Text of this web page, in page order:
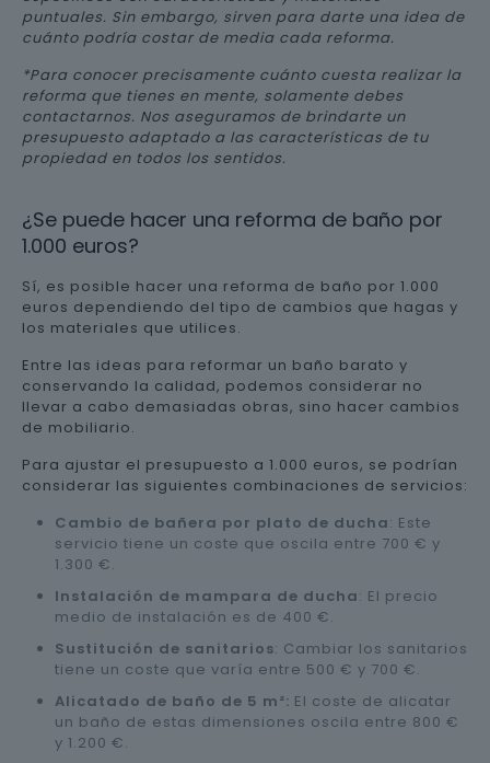
puntuales. Sin embargo, sirven para darte una idea de
cuánto podría costar de media cada reforma.
*Para conocer precisamente cuánto cuesta realizar la
reforma que tienes en mente, solamente debes
contactarnos. Nos aseguramos de brindarte un
presupuesto adaptado a las características de tu
propiedad en todos los sentidos.
¿Se puede hacer una reforma de baño por
1.000 euros?
Sí, es posible hacer una reforma de baño por 1.000
euros dependiendo del tipo de cambios que hagas y
los materiales que utilices.
Entre las ideas para reformar un baño barato y
conservando la calidad, podemos considerar no
llevar a cabo demasiadas obras, sino hacer cambios
de mobiliario.
Para ajustar el presupuesto a 1.000 euros, se podrían
considerar las siguientes combinaciones de servicios:
Cambio de bañera por plato de ducha: Este
servicio tiene un coste que oscila entre 700 € y
1.300 €.
Instalación de mampara de ducha: El precio
medio de instalación es de 400 €.
Sustitución de sanitarios: Cambiar los sanitarios
tiene un coste que varía entre 500 € y 700 €.
Alicatado de baño de 5 m²: El coste de alicatar
un baño de estas dimensiones oscila entre 800 €
y 1.200 €.